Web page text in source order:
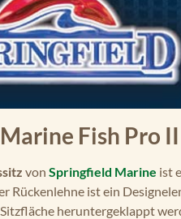
Fish Pro
von Springfield Marine ist
Rückenlehne ist ein
heruntergeklappt